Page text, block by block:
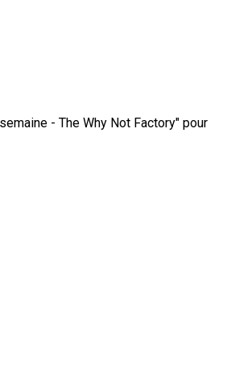
- The Why Not Factory" pour